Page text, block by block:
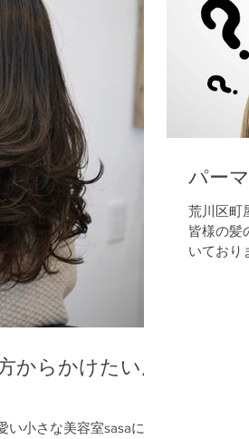
からかけたいん
小さな美容室sasaにて
パー
荒川区町
皆様の髪
いており